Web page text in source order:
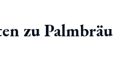
zu Palmbräu